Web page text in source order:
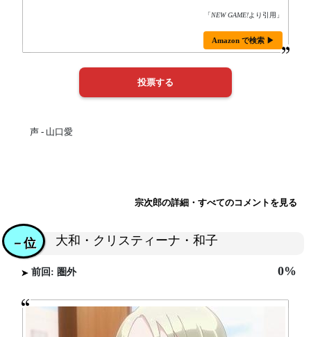
「NEW GAME!より引用」
Amazon で検索 ▶
声 - 山口愛
宗次郎の詳細・すべてのコメントを見る
大和・クリスティーナ・和子
－位
前回: 圏外 0%